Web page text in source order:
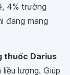
4% trường
đang mang
thuốc Darius
lượng. Giúp